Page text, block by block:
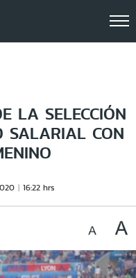
LA SELECCIÓN
SALARIAL CON
16:22 hrs